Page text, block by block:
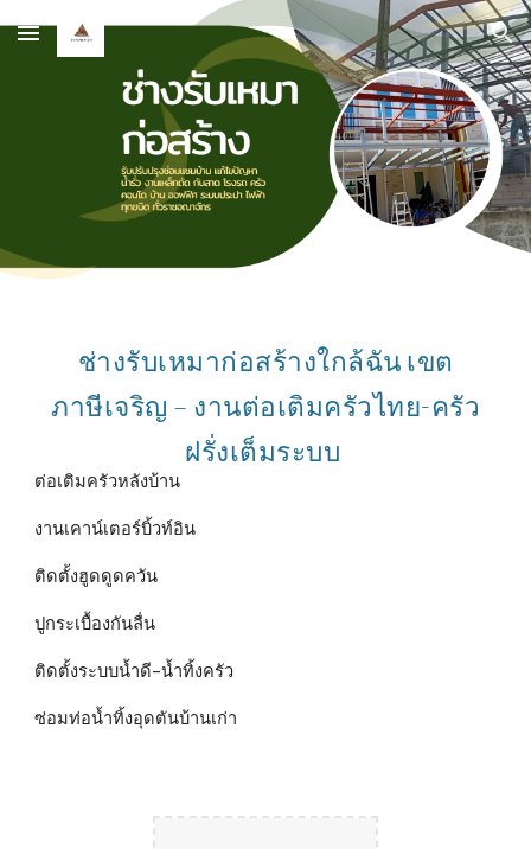
Skip to main content Skip to navigation
ช่างรับเหมาก่อสร้างใกล้ฉัน เขต
ภาษีเจริญ – งานต่อเติมครัวไทย-ครัว
ฝรั่งเต็มระบบ
ต่อเติมครัวหลังบ้าน
งานเคาน์เตอร์บิ้วท์อิน
ติดตั้งฮูดดูดควัน
ปูกระเบื้องกันลื่น
ติดตั้งระบบน้ำดี–น้ำทิ้งครัว
ซ่อมท่อน้ำทิ้งอุดตันบ้านเก่า